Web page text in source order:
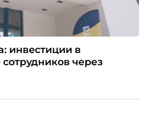
инвестиции в
через